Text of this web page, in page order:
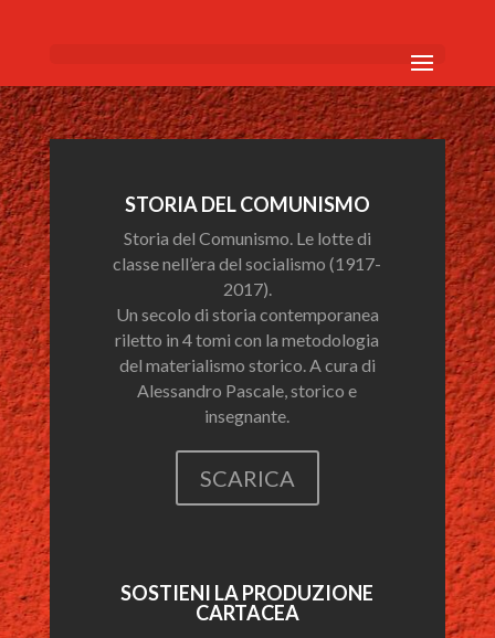
STORIA DEL COMUNISMO
Storia del Comunismo. Le lotte di
classe nell’era del socialismo (1917-
2017).
Un secolo di storia contemporanea
riletto in 4 tomi con la metodologia
del materialismo storico. A cura di
Alessandro Pascale, storico e
insegnante.
SCARICA
SOSTIENI LA PRODUZIONE
CARTACEA